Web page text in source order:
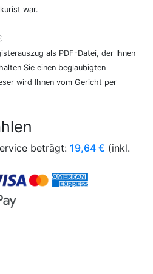
war.
als PDF-Datei, der Ihnen
Sie einen beglaubigten
wird Ihnen vom Gericht per
beträgt: 19,64 € (inkl.